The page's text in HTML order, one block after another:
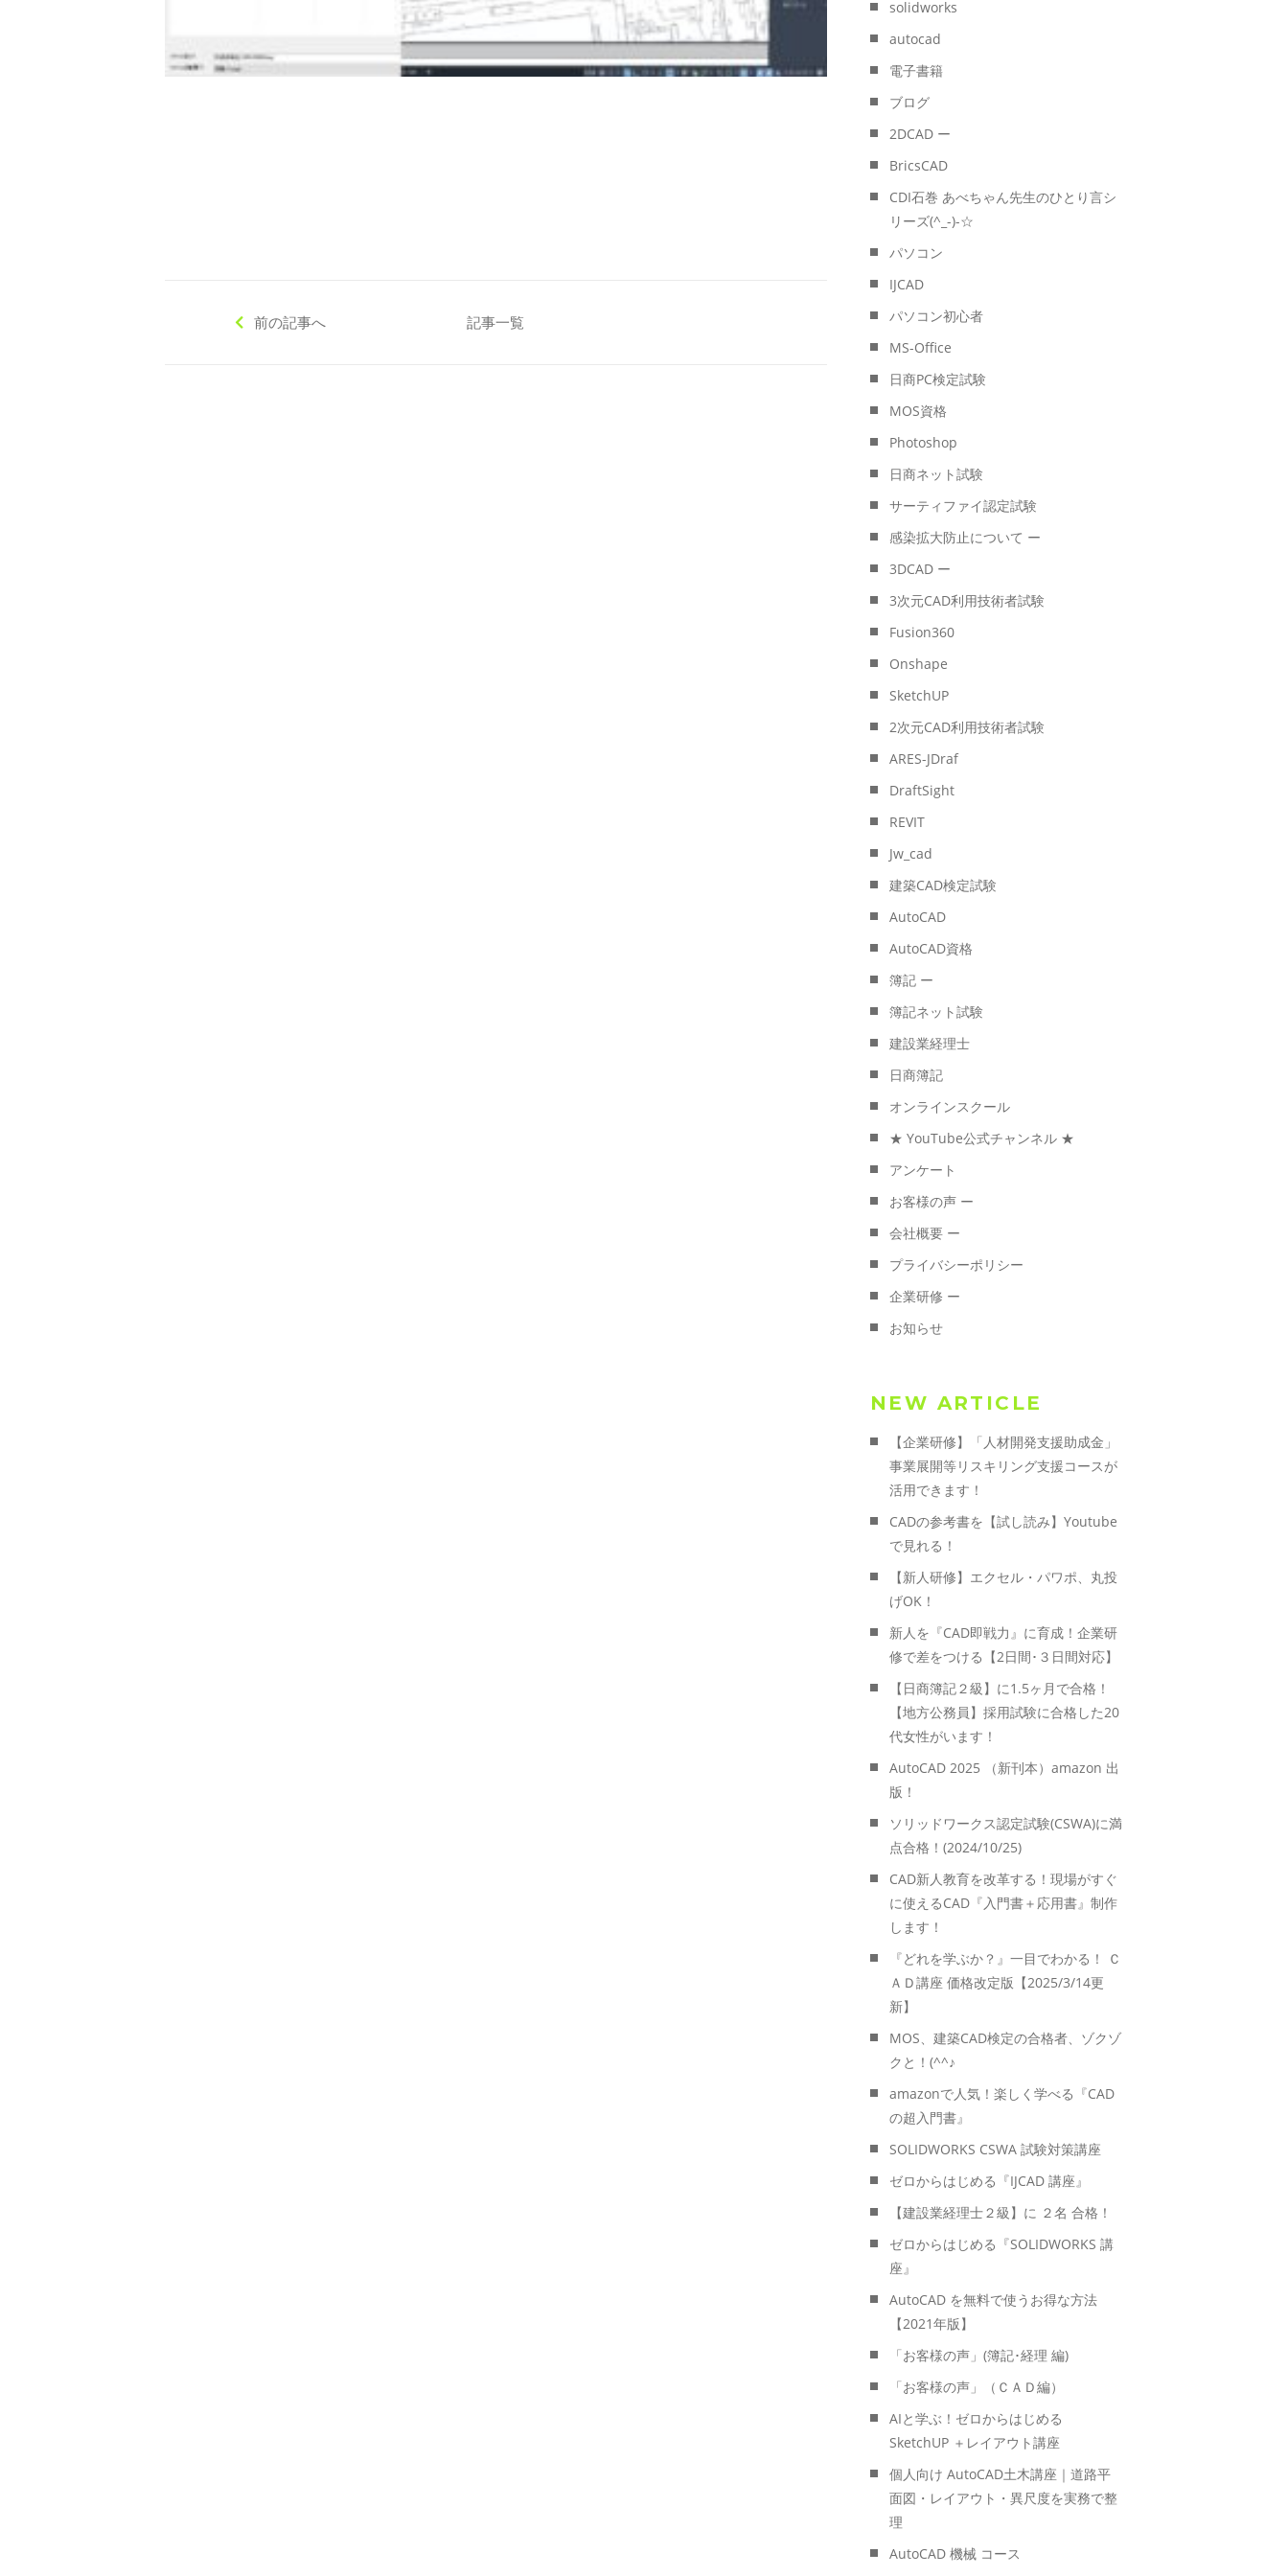
前の記事へ 記事一覧
solidworks
autocad
電子書籍
ブログ
2DCAD ー
BricsCAD
CDI石巻 あべちゃん先生のひとり言シ
リーズ(^_-)-☆
パソコン
IJCAD
パソコン初心者
MS-Office
日商PC検定試験
MOS資格
Photoshop
日商ネット試験
サーティファイ認定試験
感染拡大防止について ー
3DCAD ー
3次元CAD利用技術者試験
Fusion360
Onshape
SketchUP
2次元CAD利用技術者試験
ARES-JDraf
DraftSight
REVIT
Jw_cad
建築CAD検定試験
AutoCAD
AutoCAD資格
簿記 ー
簿記ネット試験
建設業経理士
日商簿記
オンラインスクール
★ YouTube公式チャンネル ★
アンケート
お客様の声 ー
会社概要 ー
プライバシーポリシー
企業研修 ー
お知らせ
NEW ARTICLE
【企業研修】「人材開発支援助成金」
事業展開等リスキリング支援コースが
活用できます！
CADの参考書を【試し読み】Youtube
で見れる！
【新人研修】エクセル・パワポ、丸投
げOK！
新人を『CAD即戦力』に育成！企業研
修で差をつける【2日間･３日間対応】
【日商簿記２級】に1.5ヶ月で合格！
【地方公務員】採用試験に合格した20
代女性がいます！
AutoCAD 2025 （新刊本）amazon 出
版！
ソリッドワークス認定試験(CSWA)に満
点合格！(2024/10/25)
CAD新人教育を改革する！現場がすぐ
に使えるCAD『入門書＋応用書』制作
します！
『どれを学ぶか？』一目でわかる！ Ｃ
ＡＤ講座 価格改定版【2025/3/14更
新】
MOS、建築CAD検定の合格者、ゾクゾ
クと！(^^♪
amazonで人気！楽しく学べる『CAD
の超入門書』
SOLIDWORKS CSWA 試験対策講座
ゼロからはじめる『IJCAD 講座』
【建設業経理士２級】に ２名 合格！
ゼロからはじめる『SOLIDWORKS 講
座』
AutoCAD を無料で使うお得な方法
【2021年版】
「お客様の声」(簿記･経理 編)
「お客様の声」（ＣＡＤ編）
AIと学ぶ！ゼロからはじめる
SketchUP ＋レイアウト講座
個人向け AutoCAD土木講座｜道路平
面図・レイアウト・異尺度を実務で整
理
AutoCAD 機械 コース